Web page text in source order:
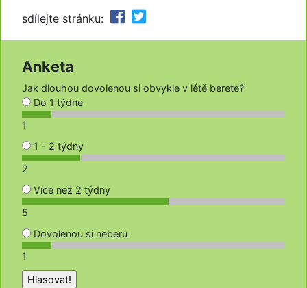
sdílejte stránku:
Anketa
Jak dlouhou dovolenou si obvykle v létě berete?
Do 1 týdne
1
1 - 2 týdny
2
Více než 2 týdny
5
Dovolenou si neberu
1